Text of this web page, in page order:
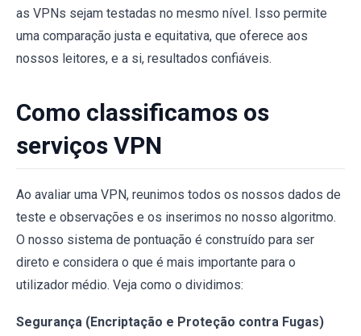
as VPNs sejam testadas no mesmo nível. Isso permite
uma comparação justa e equitativa, que oferece aos
nossos leitores, e a si, resultados confiáveis.
Como classificamos os
serviços VPN
Ao avaliar uma VPN, reunimos todos os nossos dados de
teste e observações e os inserimos no nosso algoritmo.
O nosso sistema de pontuação é construído para ser
direto e considera o que é mais importante para o
utilizador médio. Veja como o dividimos:
Segurança (Encriptação e Proteção contra Fugas)